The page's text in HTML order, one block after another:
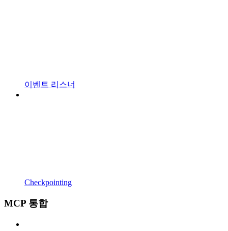
이벤트 리스너
Checkpointing
MCP 통합